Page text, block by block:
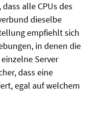
alle CPUs des
dieselbe
empfiehlt sich
in denen die
Server
dass eine
egal auf welchem